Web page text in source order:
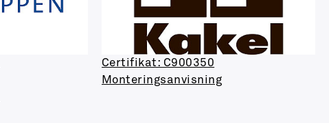
Certifikat: C900350
Monteringsanvisning